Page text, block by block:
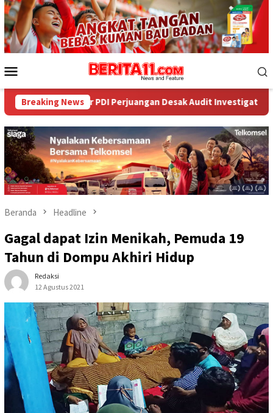
Loncat
ke
konten
Mobile
Breaking News
PDI Perjuangan Desak Audit Investigatif WNA Asal
Beranda Headline
Gagal dapat Izin Menikah, Pemuda 19
Tahun di Dompu Akhiri Hidup
Redaksi
12 Agustus 2021